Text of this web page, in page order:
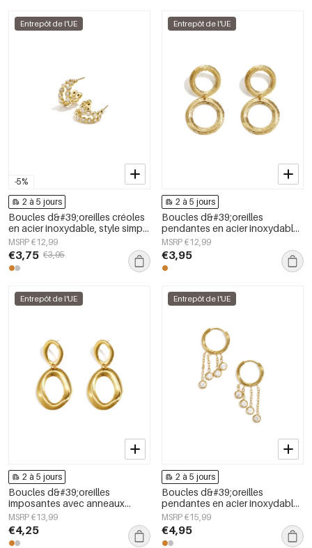
-5%
Entrepôt de l'UE
2 à 5 jours
Boucles d&#39;oreilles créoles
en acier inoxydable, style simple
et quotidien, collection de
bijoux pour femmes
MSRP €12,99
€3,75 €3,95
Entrepôt de l'UE
2 à 5 jours
Boucles d&#39;oreilles
pendantes en acier inoxydable,
style rond, collection
décontractée et simple pour
femmes
MSRP €12,99
€3,95
Entrepôt de l'UE
2 à 5 jours
Boucles d&#39;oreilles
imposantes avec anneaux
organiques
MSRP €13,99
€4,25
Entrepôt de l'UE
2 à 5 jours
Boucles d&#39;oreilles
pendantes en acier inoxydable,
style rond, collection
décontractée et simple pour
femmes
MSRP €15,99
€4,95